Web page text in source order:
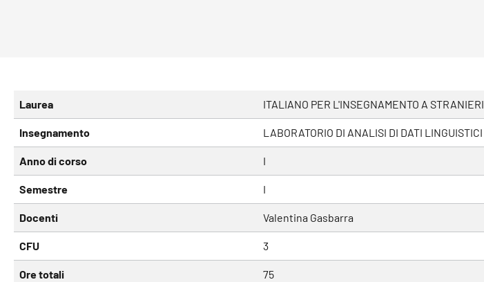
Laurea ITALIANO PER L'INSEGNAMENTO A STRANIERI
Insegnamento LABORATORIO DI ANALISI DI DATI LINGUISTICI
Anno di corso I
Semestre I
Docenti Valentina Gasbarra
CFU 3
Ore totali 75